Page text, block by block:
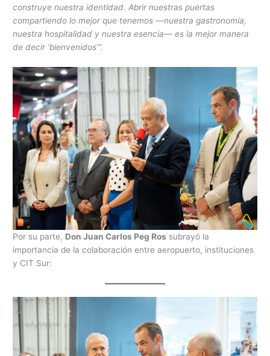
construye nuestra identidad. Abrir nuestras puertas
compartiendo lo mejor que tenemos —nuestra gastronomía,
nuestra hospitalidad y nuestra esencia— es la mejor manera
de decir ‘bienvenidos’”.
Por su parte, Don Juan Carlos Peg Ros subrayó la
importancia de la colaboración entre aeropuerto, instituciones
y CIT Sur: